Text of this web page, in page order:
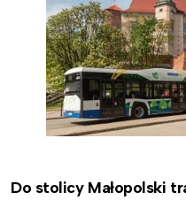
Do stolicy Małopolski